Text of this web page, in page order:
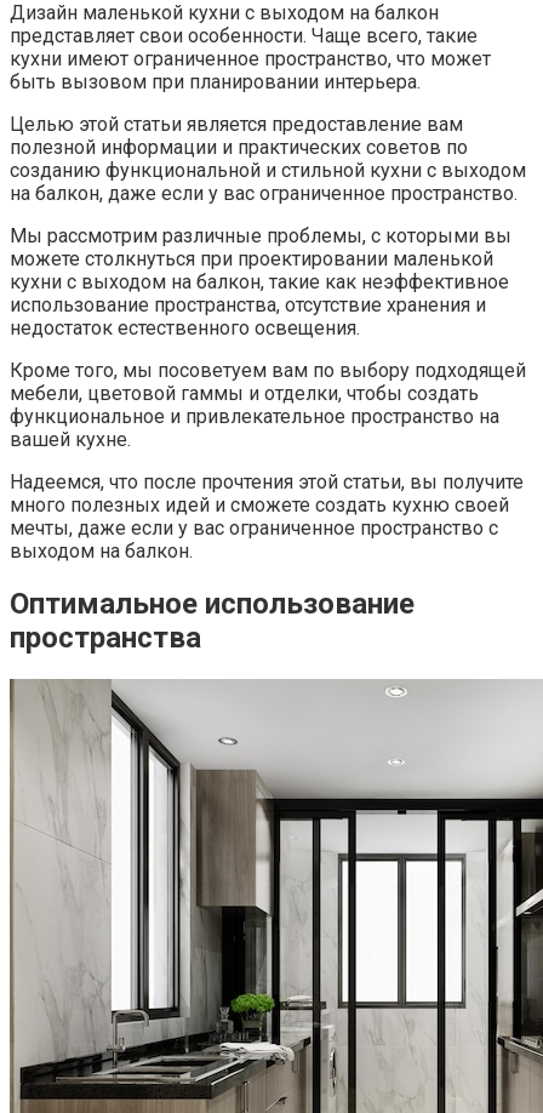
Дизайн маленькой кухни с выходом на балкон
представляет свои особенности.​ Чаще всего, такие
кухни имеют ограниченное пространство, что может
быть вызовом при планировании интерьера.​
Целью этой статьи является предоставление вам
полезной информации и практических советов по
созданию функциональной и стильной кухни с выходом
на балкон, даже если у вас ограниченное пространство.​
Мы рассмотрим различные проблемы, с которыми вы
можете столкнуться при проектировании маленькой
кухни с выходом на балкон, такие как неэффективное
использование пространства, отсутствие хранения и
недостаток естественного освещения.
Кроме того, мы посоветуем вам по выбору подходящей
мебели, цветовой гаммы и отделки, чтобы создать
функциональное и привлекательное пространство на
вашей кухне.​
Надеемся, что после прочтения этой статьи, вы получите
много полезных идей и сможете создать кухню своей
мечты, даже если у вас ограниченное пространство с
выходом на балкон.​
Оптимальное использование
пространства